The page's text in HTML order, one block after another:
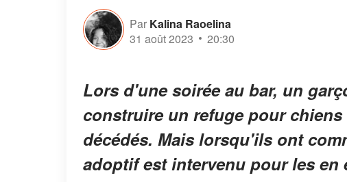
Par Kalina Raoelina
31 août 2023
20:30
Lors d'une soirée au bar, un
construire un refuge pour
décédés. Mais lorsqu'ils ont
adoptif est intervenu pour les en